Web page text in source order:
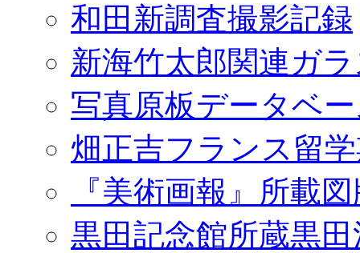
和田新調査撮影記録
新海竹太郎関連ガ
写真原板データベ
畑正吉フランス留
『美術画報』所載
黒田記念館所蔵黒